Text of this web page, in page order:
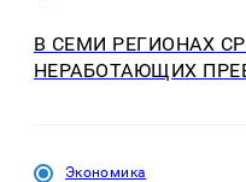
В СЕМИ РЕГИОНАХ
НЕРАБОТАЮЩИХ
Экономика